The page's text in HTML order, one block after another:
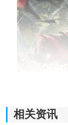
1、《代号鸢》
相关资讯